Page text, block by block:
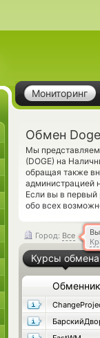
Мониторинг
Обмен
Мы представляем
(DOGE) на
обращая также
администрацией
Если вы в первый
обо всех
Город: Все
Курсы обмена
Обменник